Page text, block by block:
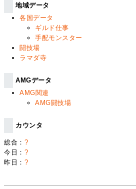
地域データ
各国データ
ギルド仕事
手配モンスター
闘技場
ラマダ寺
AMGデータ
AMG関連
AMG闘技場
カウンタ
総合： ?
今日： ?
昨日： ?